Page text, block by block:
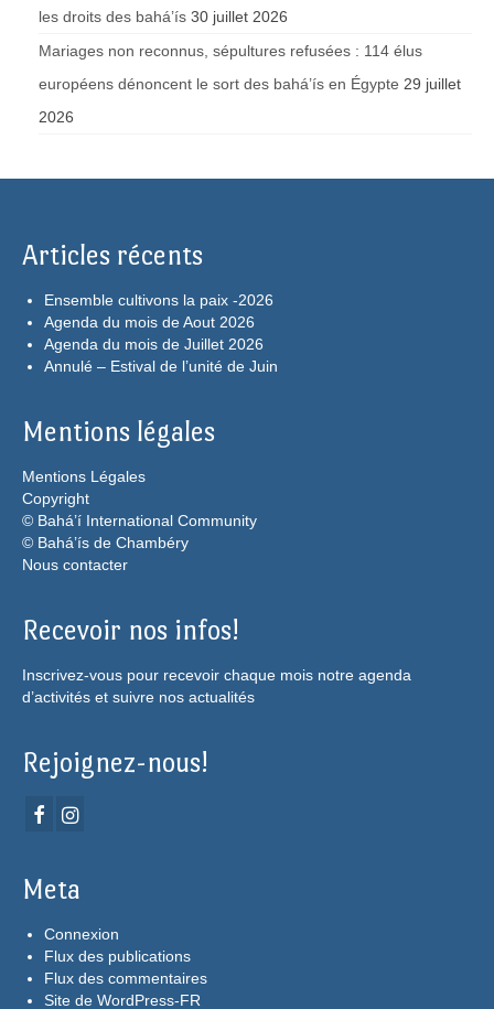
les droits des bahá’ís 30 juillet 2026
Mariages non reconnus, sépultures refusées : 114 élus
européens dénoncent le sort des bahá’ís en Égypte 29 juillet
2026
Articles récents
Ensemble cultivons la paix -2026
Agenda du mois de Aout 2026
Agenda du mois de Juillet 2026
Annulé – Estival de l’unité de Juin
Mentions légales
Mentions Légales
Copyright
© Bahá’í International Community
© Bahá’ís de Chambéry
Nous contacter
Recevoir nos infos!
Inscrivez-vous pour recevoir chaque mois notre agenda
d’activités et suivre nos actualités
Rejoignez-nous!
Meta
Connexion
Flux des publications
Flux des commentaires
Site de WordPress-FR